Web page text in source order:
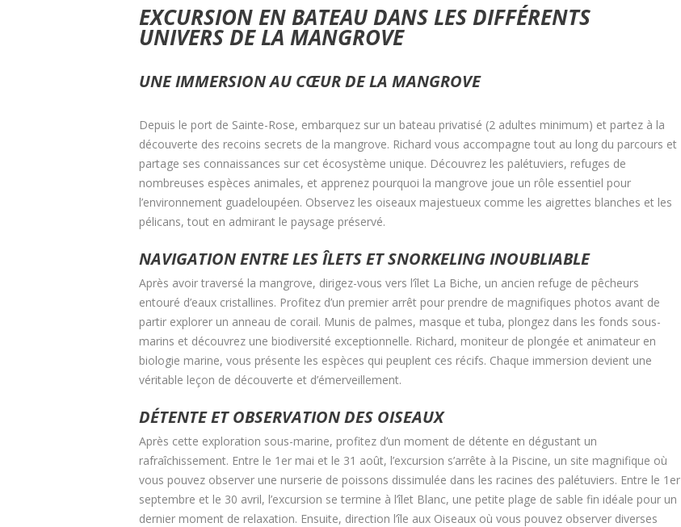
EXCURSION EN BATEAU DANS LES DIFFÉRENTS
UNIVERS DE LA MANGROVE
UNE IMMERSION AU CŒUR DE LA MANGROVE
Depuis le port de Sainte-Rose, embarquez sur un bateau privatisé (2 adultes minimum) et partez à la
découverte des recoins secrets de la mangrove. Richard vous accompagne tout au long du parcours et
partage ses connaissances sur cet écosystème unique. Découvrez les palétuviers, refuges de
nombreuses espèces animales, et apprenez pourquoi la mangrove joue un rôle essentiel pour
l’environnement guadeloupéen. Observez les oiseaux majestueux comme les aigrettes blanches et les
pélicans, tout en admirant le paysage préservé.
NAVIGATION ENTRE LES ÎLETS ET SNORKELING INOUBLIABLE
Après avoir traversé la mangrove, dirigez-vous vers l’îlet La Biche, un ancien refuge de pêcheurs
entouré d’eaux cristallines. Profitez d’un premier arrêt pour prendre de magnifiques photos avant de
partir explorer un anneau de corail. Munis de palmes, masque et tuba, plongez dans les fonds sous-
marins et découvrez une biodiversité exceptionnelle. Richard, moniteur de plongée et animateur en
biologie marine, vous présente les espèces qui peuplent ces récifs. Chaque immersion devient une
véritable leçon de découverte et d’émerveillement.
DÉTENTE ET OBSERVATION DES OISEAUX
Après cette exploration sous-marine, profitez d’un moment de détente en dégustant un
rafraîchissement. Entre le 1er mai et le 31 août, l’excursion s’arrête à la Piscine, un site magnifique où
vous pouvez observer une nurserie de poissons dissimulée dans les racines des palétuviers. Entre le 1er
septembre et le 30 avril, l’excursion se termine à l’îlet Blanc, une petite plage de sable fin idéale pour un
dernier moment de relaxation. Ensuite, direction l’île aux Oiseaux où vous pouvez observer diverses